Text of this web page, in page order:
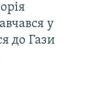
у
до Гази